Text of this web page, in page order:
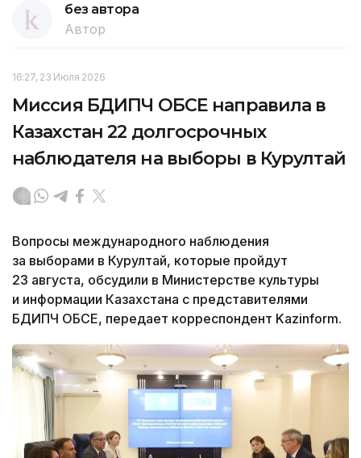
без автора
Автор
16:27, 23 Июля 2026
Миссия БДИПЧ ОБСЕ направила в
Казахстан 22 долгосрочных
наблюдателя на выборы в Курултай
Вопросы международного наблюдения
за выборами в Курултай, которые пройдут
23 августа, обсудили в Министерстве культуры
и информации Казахстана с представителями
БДИПЧ ОБСЕ, передает корреспондент Kazinform.